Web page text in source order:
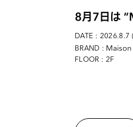
8月7日は
DATE : 2026.8.7
BRAND : Maison
FLOOR : 2F